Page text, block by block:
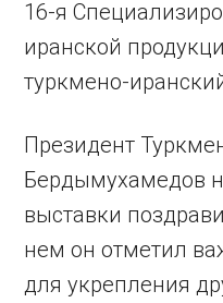
16-я
иранской
туркмено-
Президент
Бердымухамедов
выставки
нем он отметил
для укрепления